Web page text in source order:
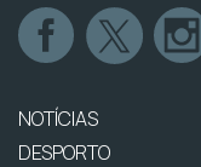
NOTÍCIAS
DESPORTO